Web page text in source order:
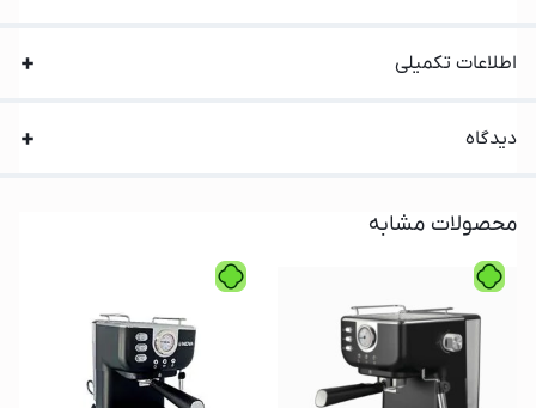
اطلاعات تکمیلی
دیدگاه
محصولات مشابه